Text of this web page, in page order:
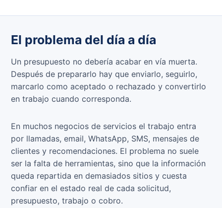
El problema del día a día
Un presupuesto no debería acabar en vía muerta.
Después de prepararlo hay que enviarlo, seguirlo,
marcarlo como aceptado o rechazado y convertirlo
en trabajo cuando corresponda.
En muchos negocios de servicios el trabajo entra
por llamadas, email, WhatsApp, SMS, mensajes de
clientes y recomendaciones. El problema no suele
ser la falta de herramientas, sino que la información
queda repartida en demasiados sitios y cuesta
confiar en el estado real de cada solicitud,
presupuesto, trabajo o cobro.